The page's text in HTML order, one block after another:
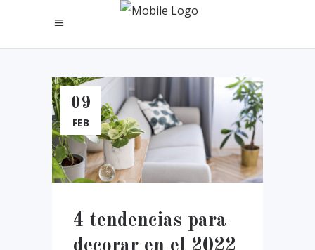
09
FEB
4 tendencias para